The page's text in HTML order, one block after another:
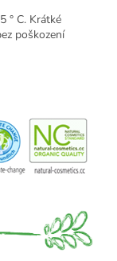
° C. Krátké
poškození